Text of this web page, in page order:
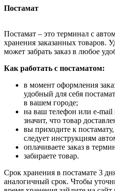
Постамат
Постамат – это терминал с
хранения заказанных товаров.
может забрать заказ в любое
Как работать с постаматом:
в момент оформления
удобный для себя
в вашем городе;
на ваш телефон или e-
значит, что товар
вы приходите к
следует инструкциям
оплачиваете заказ в
забираете товар.
Срок хранения в постамате 3
аналогичный срок. Чтобы